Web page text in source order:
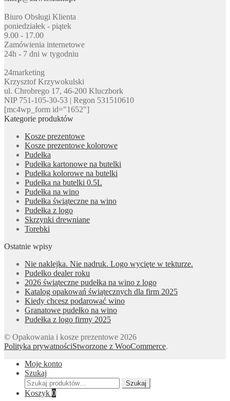
Biuro Obsługi Klienta
poniedziałek - piątek
9.00 - 17.00
Zamówienia internetowe
24h - 7 dni w tygodniu
24marketing
Krzysztof Krzywokulski
ul. Chrobrego 17, 46-200 Kluczbork
NIP 751-105-30-53 | Regon 531510610
[mc4wp_form id="1652"]
Kategorie produktów
Kosze prezentowe
Kosze prezentowe kolorowe
Pudełka
Pudełka kartonowe na butelki
Pudełka kolorowe na butelki
Pudełka na butelki 0.5L
Pudełka na wino
Pudełka świąteczne na wino
Pudełka z logo
Skrzynki drewniane
Torebki
Ostatnie wpisy
Nie naklejka. Nie nadruk. Logo wycięte w tekturze.
Pudełko dealer roku
2026 świąteczne pudełka na wino z logo
Katalog opakowań świątecznych dla firm 2025
Kiedy chcesz podarować wino
Granatowe pudełko na wino
Pudełka z logo firmy 2025
© Opakowania i kosze prezentowe 2026
Polityka prywatnościStworzone z WooCommerce.
Moje konto
Szukaj
Szukaj:
Szukaj
Koszyk 0